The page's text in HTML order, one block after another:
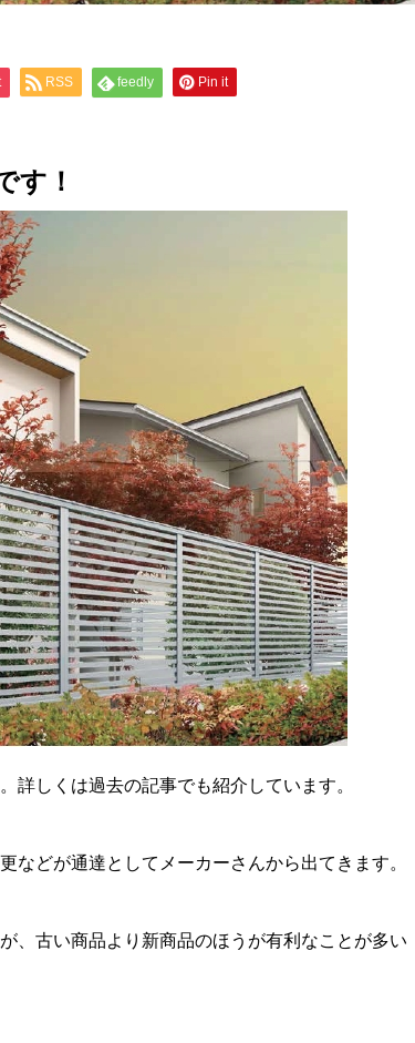
RSS feedly Pin it
す ！
詳しくは過去の記事でも紹介しています。
などが通達としてメーカーさんから出てきます。
、古い商品より新商品のほうが有利なことが多い